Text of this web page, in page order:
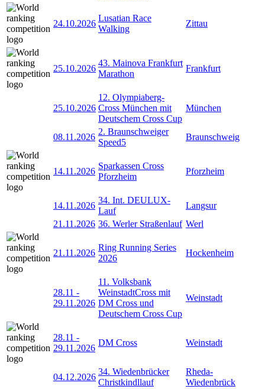
24.10.2026
Lusatian Race
Walking
Zittau
25.10.2026
43. Mainova Frankfurt
Marathon
Frankfurt
25.10.2026
12. Olympiaberg-
Cross München mit
Deutschem Cross Cup
München
08.11.2026
2. Braunschweiger
Speed5
Braunschweig
14.11.2026
Sparkassen Cross
Pforzheim
Pforzheim
14.11.2026
34. Int. DEULUX-
Lauf
Langsur
21.11.2026 36. Werler Straßenlauf Werl
21.11.2026
Ring Running Series
2026
Hockenheim
28.11 -
29.11.2026
11. Volksbank
WeinstadtCross mit
DM Cross und
Deutschem Cross Cup
Weinstadt
28.11 -
29.11.2026
DM Cross Weinstadt
04.12.2026
34. Wiedenbrücker
Christkindllauf
Rheda-
Wiedenbrück